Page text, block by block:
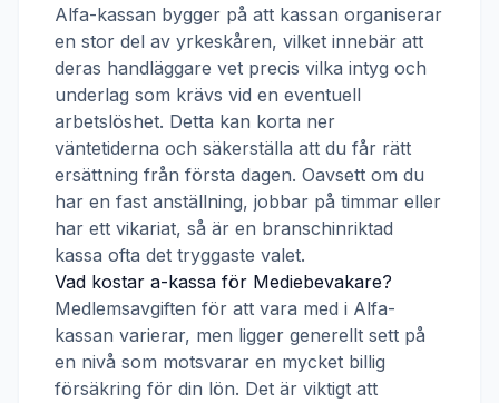
Alfa-kassan bygger på att kassan organiserar
en stor del av yrkeskåren, vilket innebär att
deras handläggare vet precis vilka intyg och
underlag som krävs vid en eventuell
arbetslöshet. Detta kan korta ner
väntetiderna och säkerställa att du får rätt
ersättning från första dagen. Oavsett om du
har en fast anställning, jobbar på timmar eller
har ett vikariat, så är en branschinriktad
kassa ofta det tryggaste valet.
Vad kostar a-kassa för Mediebevakare?
Medlemsavgiften för att vara med i Alfa-
kassan varierar, men ligger generellt sett på
en nivå som motsvarar en mycket billig
försäkring för din lön. Det är viktigt att